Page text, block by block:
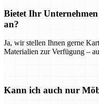
Bietet Ihr
an?
Ja, wir stellen Ihnen gerne
Materialien zur Verfügung –
Kann ich auch nur